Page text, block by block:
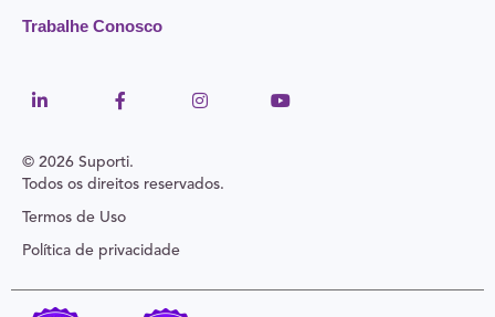
Trabalhe Conosco
© 2026 Suporti.
Todos os direitos reservados.
Termos de Uso
Política de privacidade